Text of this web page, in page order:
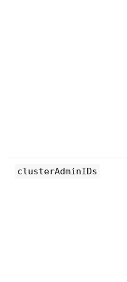
clusterAdminIDs